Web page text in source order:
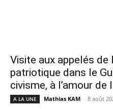
Visite aux appelés de
patriotique dans le
civisme, à l’amour
A LA UNE Mathias KAM - 8 août